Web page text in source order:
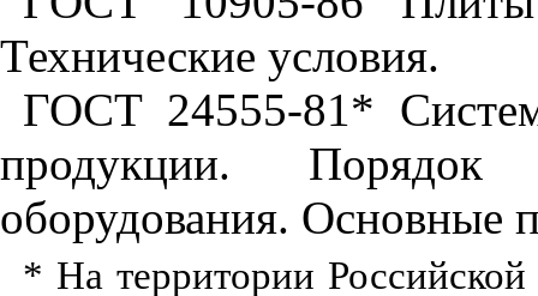
Технические условия.
ГОСТ 24555-81*
продукции. Порядок
оборудования. Основные
* На территории